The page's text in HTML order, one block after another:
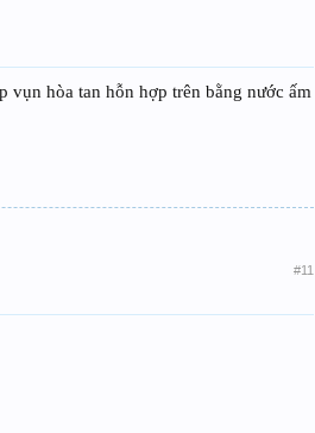
hòa tan hỗn hợp trên bằng nước ấm
#11